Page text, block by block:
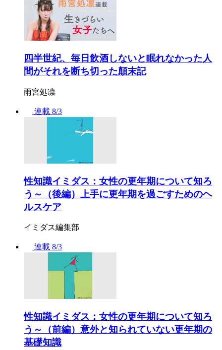
四半世紀、毎日飲酒しないと眠れなかった人
間がそれを断ち切った顛末記
雨宮処凛
連載 8/3
性知識イミダス：女性の更年期について知ろ
う～（後編）上手に更年期を過ごすためのヘ
ルスケア
イミダス編集部
連載 8/3
性知識イミダス：女性の更年期について知ろ
う～（前編）意外と知られていない更年期の
基礎知識